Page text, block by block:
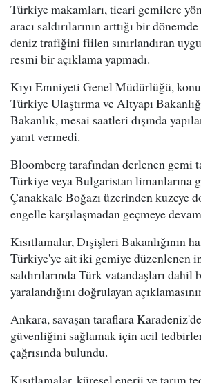
Türkiye makamları, ticari gemilere
aracı saldırılarının arttığı bir
deniz trafiğini fiilen sınırlandıran
resmi bir açıklama yapmadı.
Kıyı Emniyeti Genel Müdürlüğü,
Türkiye Ulaştırma ve Altyapı
Bakanlık, mesai saatleri dışında
yanıt vermedi.
Bloomberg tarafından derlenen gemi
Türkiye veya Bulgaristan limanlarına
Çanakkale Boğazı üzerinden kuzeye
engelle karşılaşmadan geçmeye
Kısıtlamalar, Dışişleri Bakanlığının
Türkiye'ye ait iki gemiye düzenlenen
saldırılarında Türk vatandaşları dahil
yaralandığını doğrulayan
Ankara, savaşan taraflara
güvenliğini sağlamak için acil
çağrısında bulundu.